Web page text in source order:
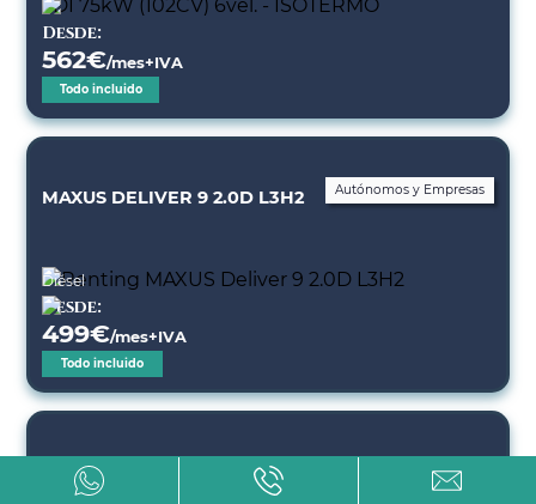
Autónomos y Empresas
Desde:
562€/mes+IVA
Todo incluido
MAXUS DELIVER 9 2.0D L3H2
Diésel
Desde:
499€/mes+IVA
Todo incluido
CITROEN JUMPER 3.5 L2H2 BHDI S&S 6V M